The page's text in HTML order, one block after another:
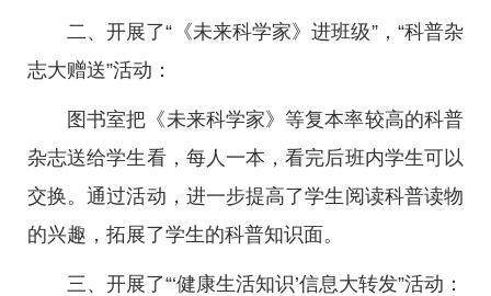
二、开展了“《未来科学家》进班级”，“科普杂
志大赠送”活动：
图书室把《未来科学家》等复本率较高的科普
杂志送给学生看，每人一本，看完后班内学生可以
交换。通过活动，进一步提高了学生阅读科普读物
的兴趣，拓展了学生的科普知识面。
三、开展了“‘健康生活知识’信息大转发”活动：